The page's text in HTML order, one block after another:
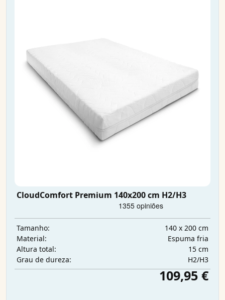
CloudComfort Premium 140x200 cm H2/H3
Tamanho:
140 x 200 cm
Material:
Espuma fria
Altura total:
15 cm
Grau de dureza:
H2/H3
109,95 €